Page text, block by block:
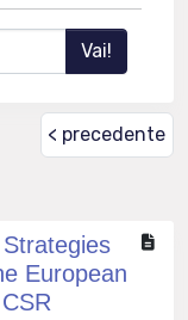
< precedente
European